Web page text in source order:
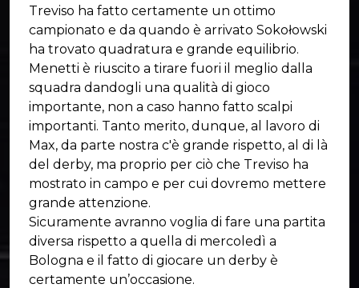
Treviso ha fatto certamente un ottimo
campionato e da quando è arrivato Sokołowski
ha trovato quadratura e grande equilibrio.
Menetti è riuscito a tirare fuori il meglio dalla
squadra dandogli una qualità di gioco
importante, non a caso hanno fatto scalpi
importanti. Tanto merito, dunque, al lavoro di
Max, da parte nostra c'è grande rispetto, al di là
del derby, ma proprio per ciò che Treviso ha
mostrato in campo e per cui dovremo mettere
grande attenzione.
Sicuramente avranno voglia di fare una partita
diversa rispetto a quella di mercoledì a
Bologna e il fatto di giocare un derby è
certamente un’occasione.